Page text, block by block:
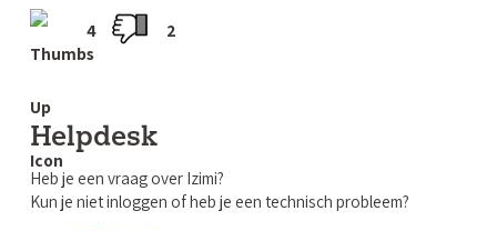
4
2
Helpdesk
Heb je een vraag over Izimi?
Kun je niet inloggen of heb je een technisch probleem?